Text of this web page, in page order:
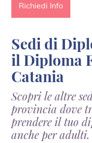
Richiedi Info
Sedi di DiplomaFacile.it per
il Diploma
Catania
Scopri le altre
provincia dove
prendere il tuo
anche per adulti.